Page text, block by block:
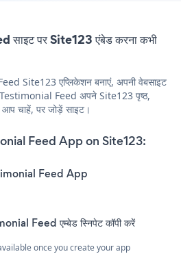
पर Site123 एंबेड करना कभी
Site123 एप्लिकेशन बनाएं, अपनी वेबसाइट
Feed अपने Site123 पृष्ठ,
आप चाहें, पर जोड़ें साइट।
Feed App on Site123:
Feed App
Feed एम्बेड स्निपेट कॉपी करें
once you create your app